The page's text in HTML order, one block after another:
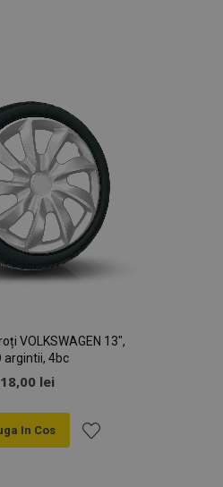
VOLKSWAGEN 13",
argintii, 4bc
lei
In Cos